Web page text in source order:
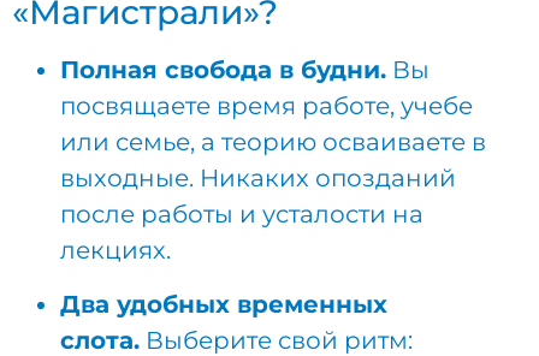
«Магистрали»?
Полная свобода в будни. Вы
посвящаете время работе, учебе
или семье, а теорию осваиваете в
выходные. Никаких опозданий
после работы и усталости на
лекциях.
Два удобных временных
слота. Выберите свой ритм: